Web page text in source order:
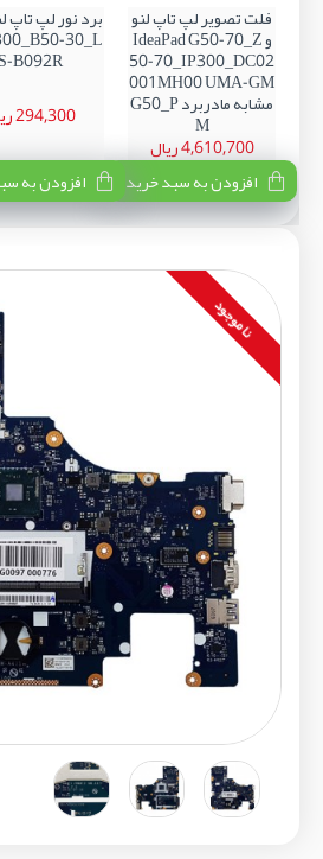
فلت تصویر لپ تاپ لنو
و IdeaPad G50-70_Z
50-70_IP300_DC02
001MH00 UMA-GM
مشابه مادربرد G50_P
M
4,610,700 ریال
افزودن به سبد خرید
30_L
S-B092R
294,300 ریال
افزودن به
نا موجود